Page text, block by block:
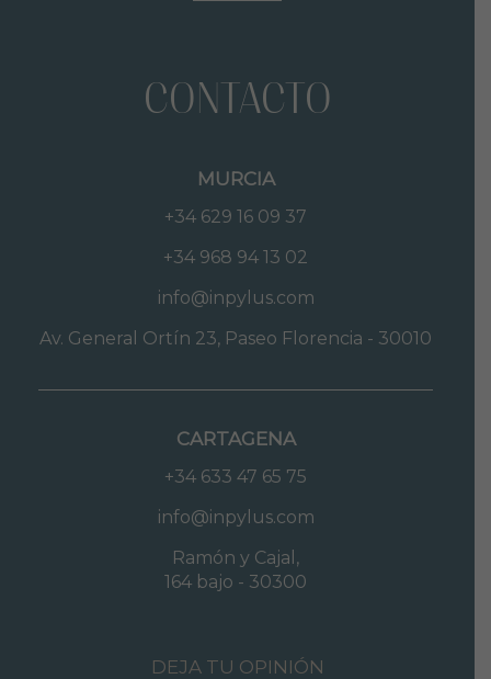
CONTACTO
MURCIA
+34 629 16 09 37
+34 968 94 13 02
info@inpylus.com
Av. General Ortín 23, Paseo Florencia - 30010
CARTAGENA
+34 633 47 65 75
info@inpylus.com
Ramón y Cajal,
164 bajo - 30300
DEJA TU OPINIÓN